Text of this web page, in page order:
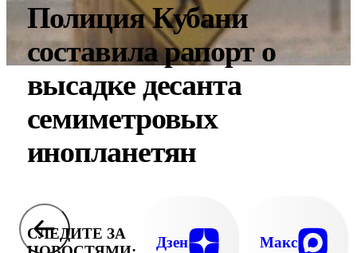
Полиция Кубани
составила рапорт о
высадке десанта
семиметровых
инопланетян
СЛЕДИТЕ ЗА
Дзен Макс